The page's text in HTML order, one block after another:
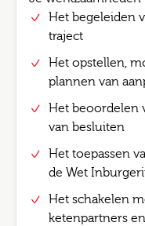
Het begeleiden
traject
Het opstellen,
plannen van
Het beoordelen
van besluiten
Het toepassen
de Wet
Het schakelen
ketenpartners en